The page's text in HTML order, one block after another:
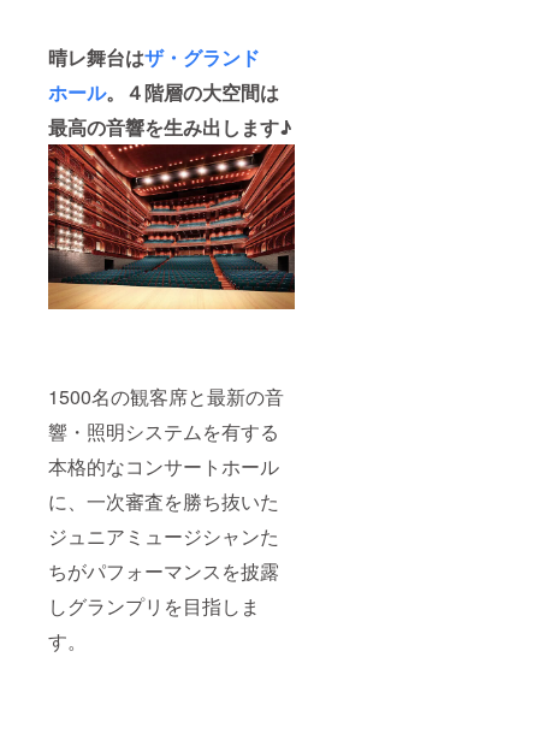
晴レ舞台はザ・グランド
ホール。４階層の大空間は
最高の音響を生み出します♪
1500名の観客席と最新の音
響・照明システムを有する
本格的なコンサートホール
に、一次審査を勝ち抜いた
ジュニアミュージシャンた
ちがパフォーマンスを披露
しグランプリを目指しま
す。